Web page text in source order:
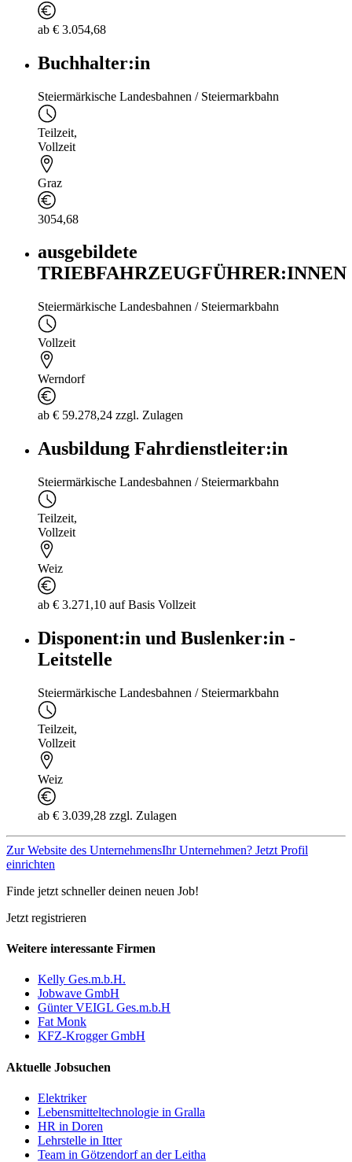
ab € 3.054,68
Buchhalter:in
Steiermärkische Landesbahnen / Steiermarkbahn
Teilzeit,
Vollzeit
Graz
3054,68
ausgebildete
TRIEBFAHRZEUGFÜHRER:INNEN
Steiermärkische Landesbahnen / Steiermarkbahn
Vollzeit
Werndorf
ab € 59.278,24 zzgl. Zulagen
Ausbildung Fahrdienstleiter:in
Steiermärkische Landesbahnen / Steiermarkbahn
Teilzeit,
Vollzeit
Weiz
ab € 3.271,10 auf Basis Vollzeit
Disponent:in und Buslenker:in -
Leitstelle
Steiermärkische Landesbahnen / Steiermarkbahn
Teilzeit,
Vollzeit
Weiz
ab € 3.039,28 zzgl. Zulagen
Zur Website des UnternehmensIhr Unternehmen? Jetzt Profil
einrichten
Finde jetzt schneller deinen neuen Job!
Jetzt registrieren
Weitere interessante Firmen
Kelly Ges.m.b.H.
Jobwave GmbH
Günter VEIGL Ges.m.b.H
Fat Monk
KFZ-Krogger GmbH
Aktuelle Jobsuchen
Elektriker
Lebensmitteltechnologie in Gralla
HR in Doren
Lehrstelle in Itter
Team in Götzendorf an der Leitha